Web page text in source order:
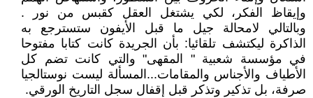
وإيقاظ الفكر، لكي يشتغل العقل كقبس من نور .
وبالتالي لامحالة جيل ما قبل الأيفون ستسترجع به
الذاكرة ليكتشف تلقائيا: بأن الجريدة كانت كتابا مفتوحا
في مؤسسة شعبية " المقهى" والتي كانت تضم كل
الأطياف والأجناس والمقامات...المسألة ليست نوستالجيا
صرفة، بل تذكير وتذكر قبل إقفال سجل التاريخ الورقي.